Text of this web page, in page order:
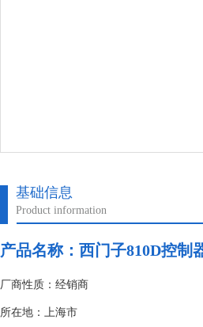
基础信息
Product information
产品名称： 西门子810D控制
厂商性质：经销商
所在地：上海市